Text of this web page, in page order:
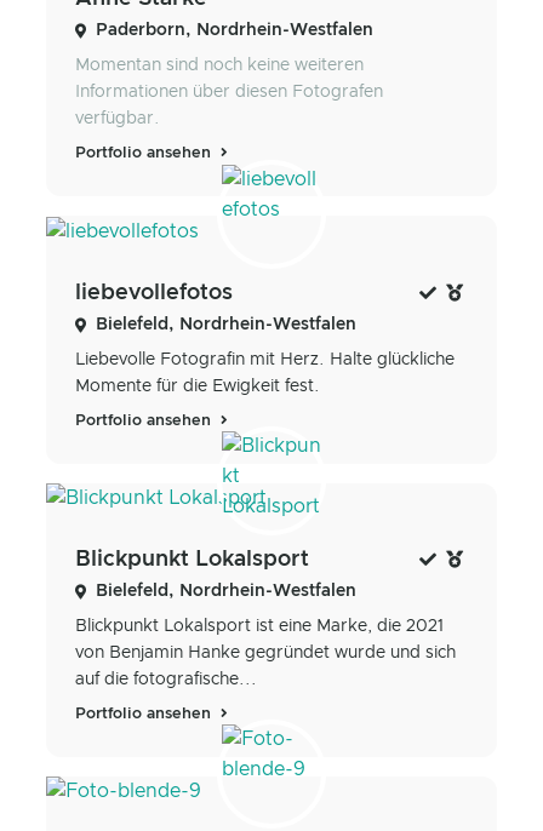
Paderborn, Nordrhein-Westfalen
Momentan sind noch keine weiteren
Informationen über diesen Fotografen
verfügbar.
Portfolio ansehen
liebevollefotos
Bielefeld, Nordrhein-Westfalen
Liebevolle Fotografin mit Herz. Halte glückliche
Momente für die Ewigkeit fest.
Portfolio ansehen
Blickpunkt Lokalsport
Bielefeld, Nordrhein-Westfalen
Blickpunkt Lokalsport ist eine Marke, die 2021
von Benjamin Hanke gegründet wurde und sich
auf die fotografische...
Portfolio ansehen